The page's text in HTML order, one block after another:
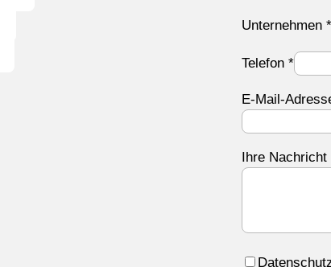
Unternehmen *
Telefon *
E-Mail-
Ihre Nachricht